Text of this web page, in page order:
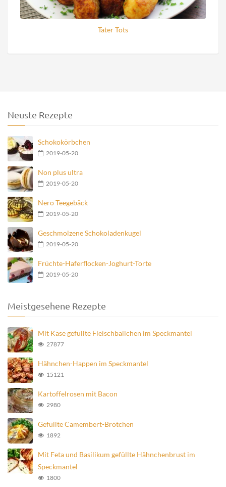
Tater Tots
Neuste Rezepte
Schokokörbchen
2019-05-20
Non plus ultra
2019-05-20
Nero Teegebäck
2019-05-20
Geschmolzene Schokoladenkugel
2019-05-20
Früchte-Haferflocken-Joghurt-Torte
2019-05-20
Meistgesehene Rezepte
Mit Käse gefüllte Fleischbällchen im Speckmantel
27877
Hähnchen-Happen im Speckmantel
15121
Kartoffelrosen mit Bacon
2980
Gefüllte Camembert-Brötchen
1892
Mit Feta und Basilikum gefüllte Hähnchenbrust im
Speckmantel
1800